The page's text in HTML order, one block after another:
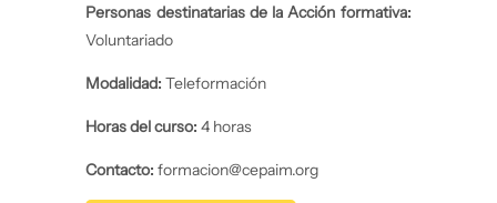
Personas destinatarias de la Acción formativa:
Voluntariado
Modalidad:Teleformación
Horas del curso:4 horas
Contacto:formacion@cepaim.org